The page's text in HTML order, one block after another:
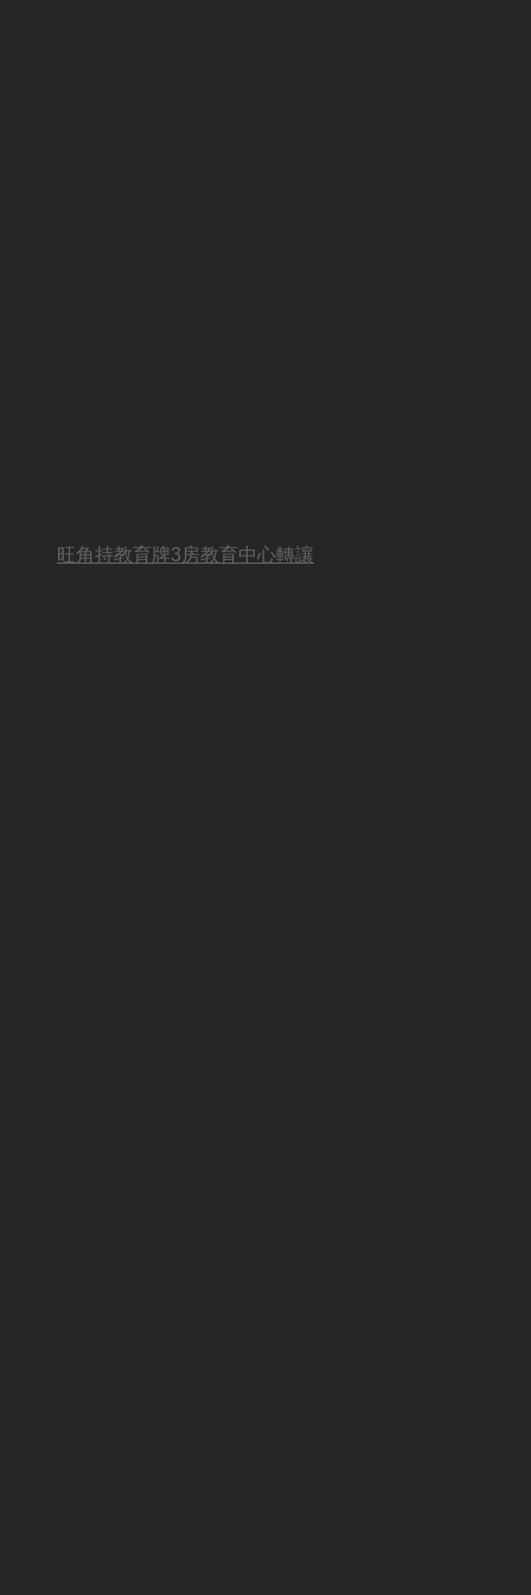
旺角持教育牌3房教育中心轉讓